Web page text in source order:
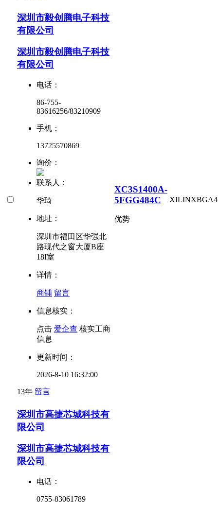
深圳市毅创腾电子科技
有限公司
深圳市毅创腾电子科技
有限公司
电话：
86-755-
83616256/83210909
手机：
13725570869
询价：
联系人：
华琦
地址：
深圳市福田区华强北
路现代之窗大厦B座
18I室
详情：
商铺 留言
信息核实：
点击 爱企查 核实工商
信息
更新时间：
2026-8-10 16:32:00
13年 留言
XC3S1400A-
5FGG484C
优势
XILINX
深圳市高捷芯城科技有
限公司
深圳市高捷芯城科技有
限公司
电话：
0755-83061789